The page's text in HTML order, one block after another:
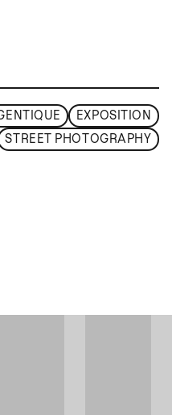
EXPOSITION
STREET PHOTOGRAPHY